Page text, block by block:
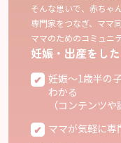
そんな思いで、赤ちゃ
専門家をつなぎ、ママ
ママのためのコミュニテ
妊娠・出産をし
妊娠〜1歳半の
わかる
（コンテンツ
ママが気軽に専